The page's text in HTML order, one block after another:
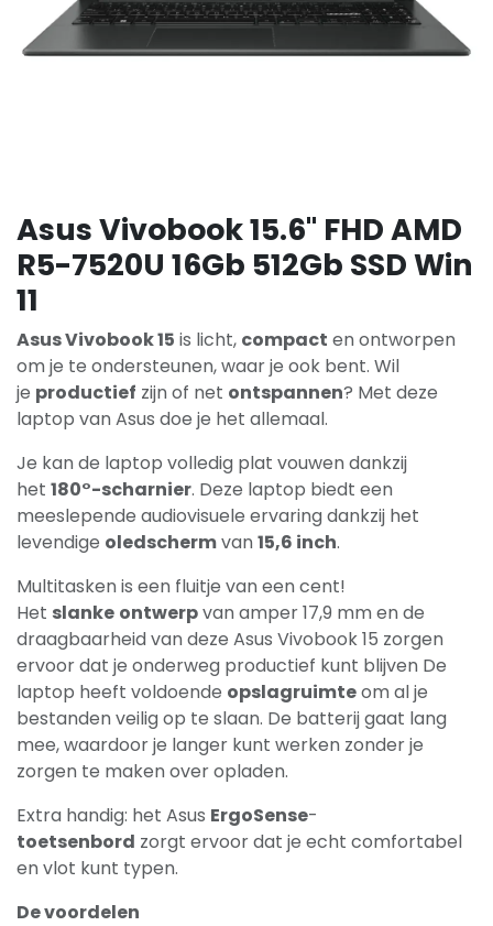
Asus Vivobook 15.6" FHD AMD
R5-7520U 16Gb 512Gb SSD Win
11
Asus Vivobook 15 is licht, compact en ontworpen
om je te ondersteunen, waar je ook bent. Wil
je productief zijn of net ontspannen? Met deze
laptop van Asus doe je het allemaal.
Je kan de laptop volledig plat vouwen dankzij
het 180°-scharnier. Deze laptop biedt een
meeslepende audiovisuele ervaring dankzij het
levendige oledschermvan15,6 inch.
Multitasken is een fluitje van een cent!
Het slanke ontwerpvan amper 17,9 mm en de
draagbaarheid van deze Asus Vivobook 15 zorgen
ervoor dat je onderweg productief kunt blijven De
laptop heeft voldoende opslagruimteom al je
bestanden veilig op te slaan. De batterij gaat lang
mee, waardoor je langer kunt werken zonder je
zorgen te maken over opladen.
Extra handig: het Asus ErgoSense-
toetsenbord zorgt ervoor dat je echt comfortabel
en vlot kunt typen.
De voordelen